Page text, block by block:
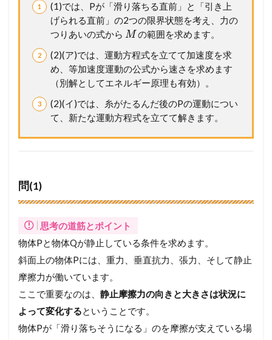
方
か
ら
算
プ
ロ
ス
ま
徹
底
2.2
総
ま
め
】
の
一
問
を
(1)では、Pが「滑り落ちる直前」と「引き上
げられる直前」の2つの限界状態を考え、力の
つりあいの式から Mの範囲を求めます。
(2)(ア)では、運動方程式を立てて加速度を求
め、等加速度運動の公式から速さを求めます
（別解としてエネルギー原理も有効）。
(2)(イ)では、糸がたるんだ後のPの運動につい
て、新たな運動方程式を立てて解きます。
問(1)
思考の道筋とポイント
物体Pと物体Qが静止している条件を求めます。
斜面上の物体Pには、重力、垂直抗力、張力、そして静止
摩擦力が働いています。
ここで重要なのは、 静止摩擦力の向きと大きさは状況に
よって変化するということです。
物体Pが「滑り落ちそうになる」のを摩擦が支えている場